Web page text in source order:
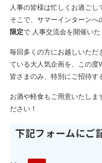
人事の皆様は忙しくお過ごし
そこで、サマーインターンへ
限定で 人事交流会を開催いた
毎回多くの方にお越しいただ
ている大人気企画を、この度
皆さまのみ、特別にご招待す
お酒や軽食もご用意いたしま
ださい！
下記フォームにご